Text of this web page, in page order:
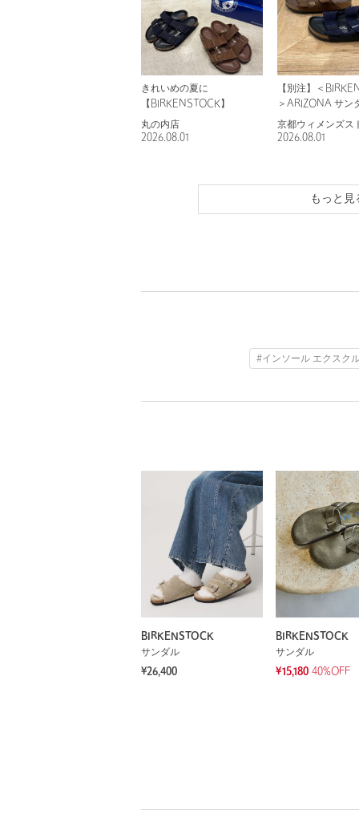
きれいめの夏に
【BIRKENSTOCK】
丸の内店
2026.08.01
【別注】＜
＞ARIZONA サン
京都ウィメンズス
2026.08.01
もっと見
#インソール エクスク
BIRKENSTOCK
サンダル
¥26,400
BIRKENSTOCK
サンダル
¥15,180 40%OFF